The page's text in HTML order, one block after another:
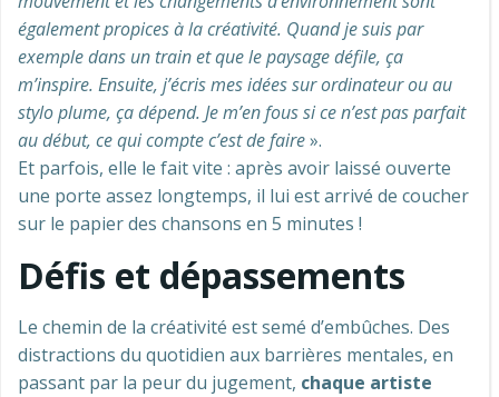
également propices à la créativité. Quand je suis par
exemple dans un train et que le paysage défile, ça
m’inspire. Ensuite, j’écris mes idées sur ordinateur ou au
stylo plume, ça dépend. Je m’en fous si ce n’est pas parfait
au début, ce qui compte c’est de faire».
Et parfois, elle le fait vite : après avoir laissé ouverte
une porte assez longtemps, il lui est arrivé de coucher
sur le papier des chansons en 5 minutes !
Défis et dépassements
Le chemin de la créativité est semé d’embûches. Des
distractions du quotidien aux barrières mentales, en
passant par la peur du jugement, chaque artiste